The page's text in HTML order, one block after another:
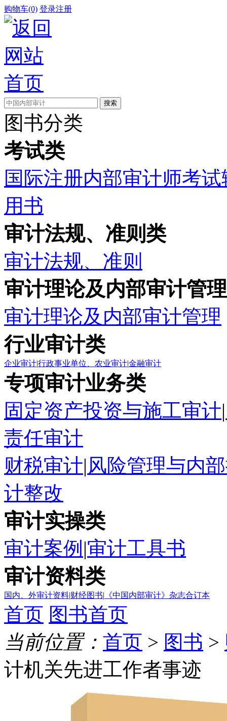
购物车(0) 登录注册
图书分类
考试类
国际注册内部审计师考
用书
审计法规、准则类
审计法规、准则
审计理论及内部审计管
审计理论及内部审计管理
行业审计类
企业审计|行政事业单位、农业审计|金融审计
专项审计业务类
固定资产投资与施工审计|
责任审计
财税审计|风险管理与内
计整改
审计实操类
审计案例 |审计工具书
审计资料类
国内、外审计资料|财经图书| 《中国内部审计》杂志合订本
首页 图书首页
当前位置： 首页 > 图书 >
计机关先进工作者事迹